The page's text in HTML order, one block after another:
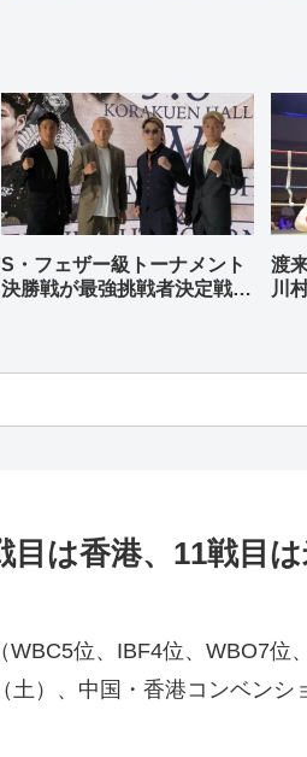
S・フェザー級トーナメント
決勝戦が最強挑戦者決定戦兼
渡
川
目は香港、11戦目
位、IBF4位、WBO7位
土）、中国・香港コンベン